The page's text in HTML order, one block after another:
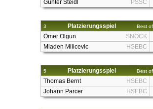
Günter Steidl
PSSC
3 Platzierungsspiel Best
Ömer Olgun
SNOCK
Mladen Milicevic
HSEBC
5 Platzierungsspiel Best
Thomas Bernt
HSEBC
Johann Parcer
HSEBC